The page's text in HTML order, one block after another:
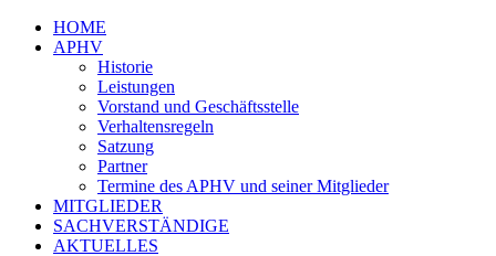
HOME
APHV
Historie
Leistungen
Vorstand und Geschäftsstelle
Verhaltensregeln
Satzung
Partner
Termine des APHV und seiner Mitglieder
MITGLIEDER
SACHVERSTÄNDIGE
AKTUELLES